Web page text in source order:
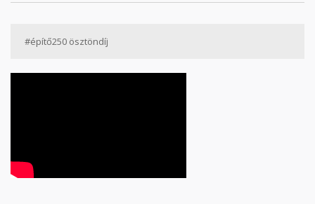
#építő250 ösztöndíj